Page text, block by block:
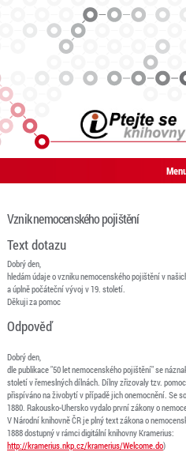
Vznik nemocenského pojištění
Text dotazu
Dobrý den,
hledám údaje o vzniku nemocenského pojištění v
a úplně počáteční vývoj v 19. století.
Děkuji za pomoc
Odpověď
Dobrý den,
dle publikace "50 let nemocenského pojištění" se
století v řemeslných dílnách. Dílny zřizovaly tzv.
přispíváno na živobytí v případě jich onemocnění. Se
1880. Rakousko-Uhersko vydalo první zákony o
V Národní knihovně ČR je plný text zákona o
1888 dostupný v rámci digitální knihovny Kramerius:
http://kramerius.nkp.cz/kramerius/Welcome.do)